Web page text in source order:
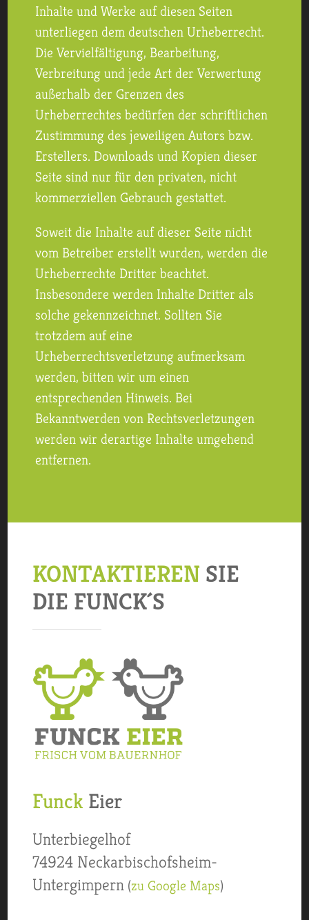
Inhalte und Werke auf diesen Seiten
unterliegen dem deutschen Urheberrecht.
Die Vervielfältigung, Bearbeitung,
Verbreitung und jede Art der Verwertung
außerhalb der Grenzen des
Urheberrechtes bedürfen der schriftlichen
Zustimmung des jeweiligen Autors bzw.
Erstellers. Downloads und Kopien dieser
Seite sind nur für den privaten, nicht
kommerziellen Gebrauch gestattet.
Soweit die Inhalte auf dieser Seite nicht
vom Betreiber erstellt wurden, werden die
Urheberrechte Dritter beachtet.
Insbesondere werden Inhalte Dritter als
solche gekennzeichnet. Sollten Sie
trotzdem auf eine
Urheberrechtsverletzung aufmerksam
werden, bitten wir um einen
entsprechenden Hinweis. Bei
Bekanntwerden von Rechtsverletzungen
werden wir derartige Inhalte umgehend
entfernen.
KONTAKTIEREN SIE
DIE FUNCK´S
Funck Eier
Unter­biegel­hof
74924 Neckar­bischofs­heim-
Untergimpern (zu Google Maps)